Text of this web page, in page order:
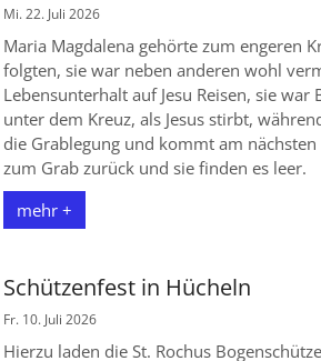
Mi. 22. Juli 2026
Maria Magdalena gehörte zum engeren
folgten, sie war neben anderen wohl
Lebensunterhalt auf Jesu Reisen, sie war
unter dem Kreuz, als Jesus stirbt,
die Grablegung und kommt am
zum Grab zurück und sie finden es leer.
mehr +
Schützenfest in Hücheln
Fr. 10. Juli 2026
Hierzu laden die St. Rochus